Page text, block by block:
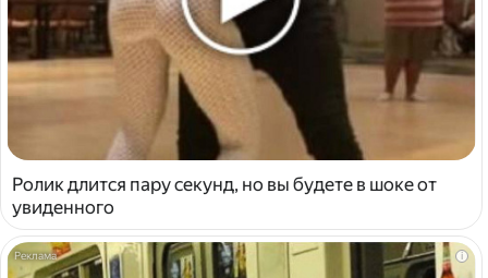
Ролик длится пару секунд, но вы будете в шоке от
увиденного
i